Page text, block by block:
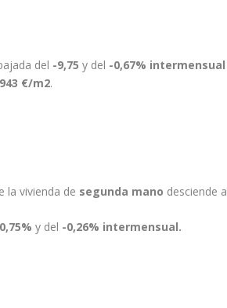
del -9,75y del -0,67% intermensual
€/m2.
la vivienda de segunda mano desciende a
y del -0,26% intermensual.